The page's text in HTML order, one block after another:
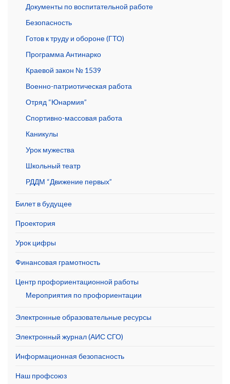
Документы по воспитательной работе
Безопасность
Готов к труду и обороне (ГТО)
Программа Антинарко
Краевой закон № 1539
Военно-патриотическая работа
Отряд “Юнармия”
Спортивно-массовая работа
Каникулы
Урок мужества
Школьный театр
РДДМ “Движение первых”
Билет в будущее
Проектория
Урок цифры
Финансовая грамотность
Центр профориентационной работы
Мероприятия по профориентации
Электронные образовательные ресурсы
Электронный журнал (АИС СГО)
Информационная безопасность
Наш профсоюз